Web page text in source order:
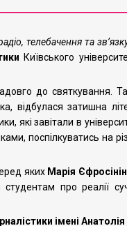
телебачення та
Київського
до святкування.
відбулася затишна
які завітали в
поспілкуватись на
яких Марія
про реалії
імені